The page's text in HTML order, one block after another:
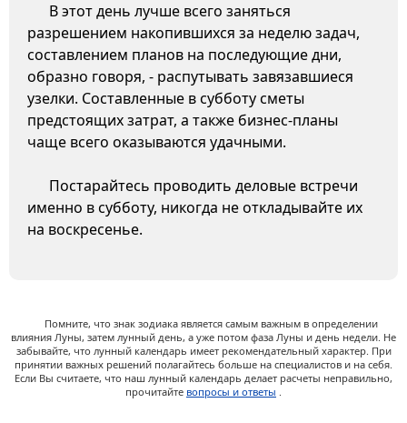
В этот день лучше всего заняться
разрешением накопившихся за неделю задач,
составлением планов на последующие дни,
образно говоря, - распутывать завязавшиеся
узелки. Составленные в субботу сметы
предстоящих затрат, а также бизнес-планы
чаще всего оказываются удачными.
Постарайтесь проводить деловые встречи
именно в субботу, никогда не откладывайте их
на воскресенье.
Помните, что знак зодиака является самым важным в определении
влияния Луны, затем лунный день, а уже потом фаза Луны и день недели. Не
забывайте, что лунный календарь имеет рекомендательный характер. При
принятии важных решений полагайтесь больше на специалистов и на себя.
Если Вы считаете, что наш лунный календарь делает расчеты неправильно,
прочитайте вопросы и ответы .